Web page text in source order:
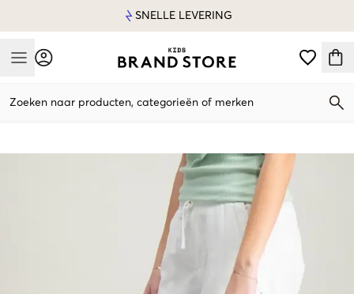
SNELLE LEVERING
Mobile Menu
Zoeken naar producten, categorieën of merken